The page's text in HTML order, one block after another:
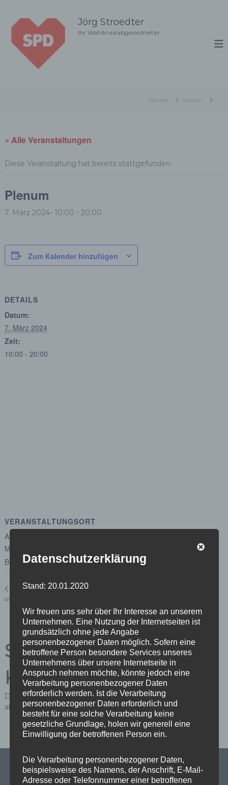
Jörg Stroedter
Ihr Wahlkreisabgeordneter
Home Seiten
« Alle Veranstaltungen
Diese Veranstaltung hat bereits stattgefunden.
Plenum
7. März 2024- 10:00 - 20:00
Zum Kalender hinzufügen
DETAILS
Datum:
7. März 2024
Zeit:
10:00 - 20:00
VERANSTALTUNGSORT
Abgeordnetenhaus von Berlin
Margot-Friedländer-Platz
Berlin , Berlin 10117 Google Karte anzeigen
Ausschuss für Wirtschaft, Energie
und Betriebe
Schreibe einen
Kommentar
Du musstangemeldetsein, um einen Kommentar
abzugeben.
Datenschutzerklärung
Stand: 20.01.2020
Wir freuen uns sehr über Ihr Interesse an unserem
Unternehmen. Eine Nutzung der Internetseiten ist
grundsätzlich ohne jede Angabe
personenbezogener Daten möglich. Sofern eine
betroffene Person besondere Services unseres
Unternehmens über unsere Internetseite in
Anspruch nehmen möchte, könnte jedoch eine
Verarbeitung personenbezogener Daten
erforderlich werden. Ist die Verarbeitung
personenbezogener Daten erforderlich und
besteht für eine solche Verarbeitung keine
gesetzliche Grundlage, holen wir generell eine
Einwilligung der betroffenen Person ein.
Die Verarbeitung personenbezogener Daten,
beispielsweise des Namens, der Anschrift, E-Mail-
Adresse oder Telefonnummer einer betroffenen